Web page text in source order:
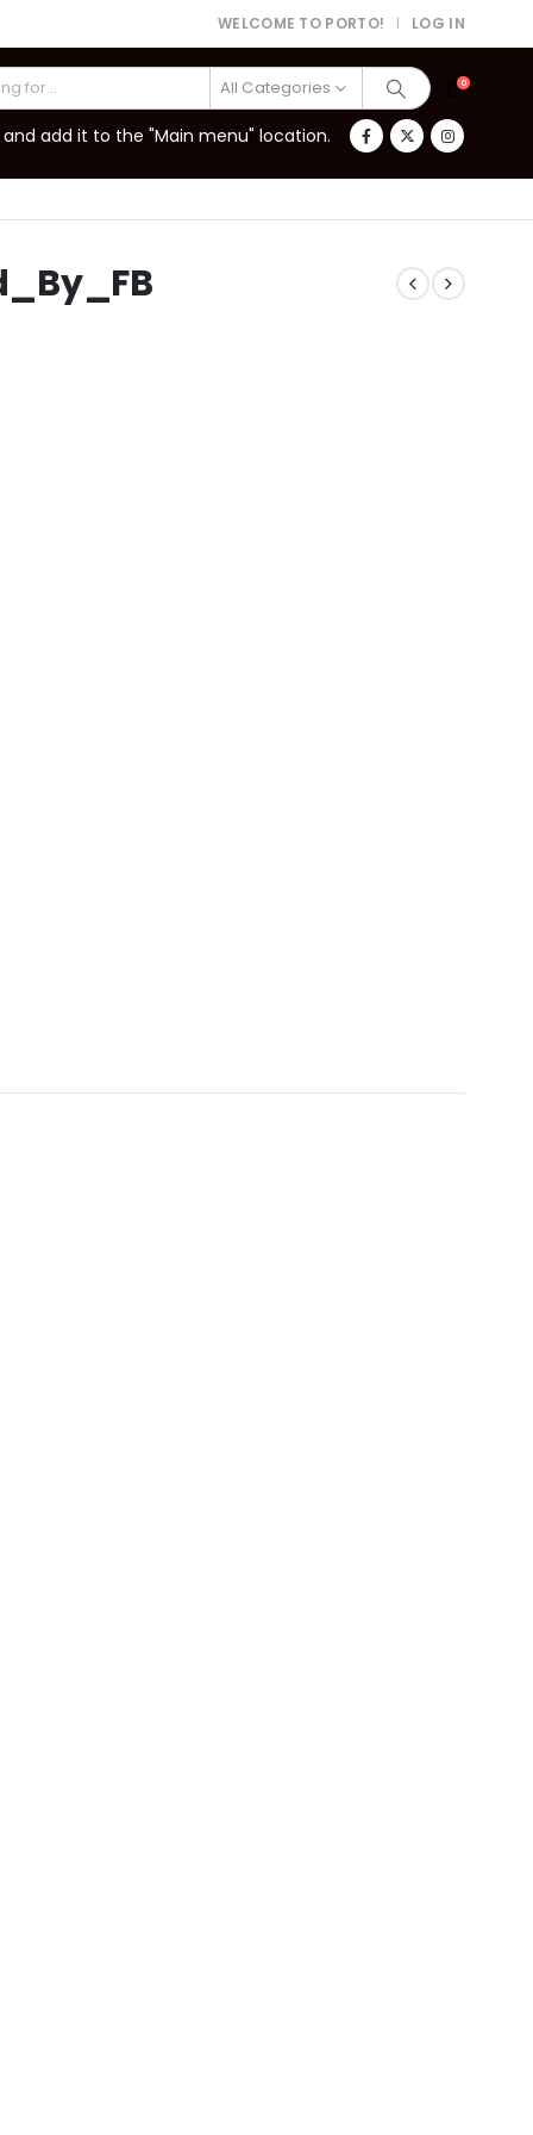
WELCOME TO PORTO! | LOG IN
All Categories 0
add it to the "Main menu" location.